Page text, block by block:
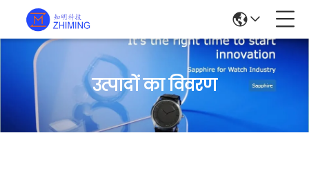
उत्पादों का विवरण